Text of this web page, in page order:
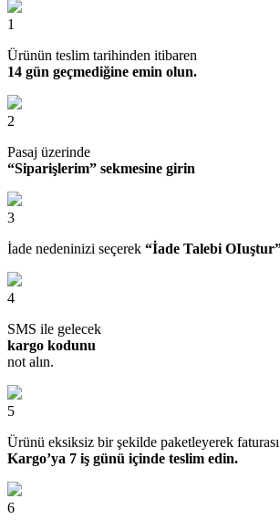
1
Ürünün teslim tarihinden itibaren
14 gün geçmediğine emin olun.
2
Pasaj üzerinde
“Siparişlerim” sekmesine girin
3
İade nedeninizi seçerek “İade Talebi
4
SMS ile gelecek
kargo kodunu
not alın.
5
Ürünü eksiksiz bir şekilde paketleyerek
Kargo’ya 7 iş günü içinde teslim edin.
6